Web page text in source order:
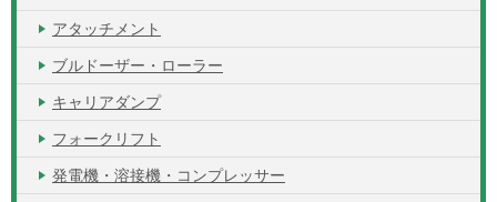
アタッチメント
ブルドーザー・ローラー
キャリアダンプ
フォークリフト
発電機・溶接機・コンプレッサー